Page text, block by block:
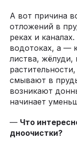
А вот причина
отложений в
реках и
водотоках, а —
листва, жёлуди,
смывают в
возникают
начинает
— Что
дноочистки?